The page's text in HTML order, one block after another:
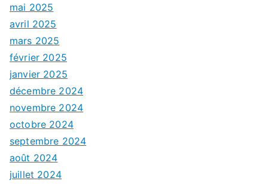
mai 2025
avril 2025
mars 2025
février 2025
janvier 2025
décembre 2024
novembre 2024
octobre 2024
septembre 2024
août 2024
juillet 2024